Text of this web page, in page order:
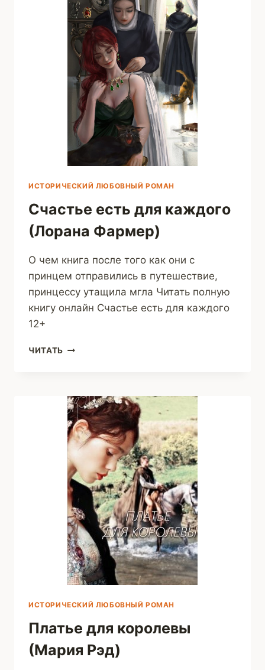
ИСТОРИЧЕСКИЙ ЛЮБОВНЫЙ РОМАН
Счастье есть для каждого
(Лорана Фармер)
О чем книга после того как они с
принцем отправились в путешествие,
принцессу утащила мгла Читать полную
книгу онлайн Счастье есть для каждого
12+
ЧИТАТЬ СЧАСТЬЕ
(ЛОРАНА
ФАРМЕР)
ИСТОРИЧЕСКИЙ ЛЮБОВНЫЙ РОМАН
Платье для королевы
(Мария Рэд)